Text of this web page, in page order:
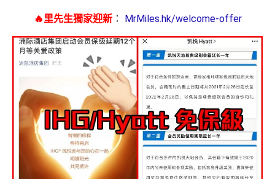
🔥里先生獨家迎新： MrMiles.hk/welcome-offer